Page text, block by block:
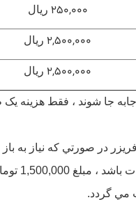
250,000 ریال
2,500,000 ریال
2,500,000 ریال
جا شوند ، فقط هزینه
در صورتي که نياز به
درب کالا براي جا
مي گردد.